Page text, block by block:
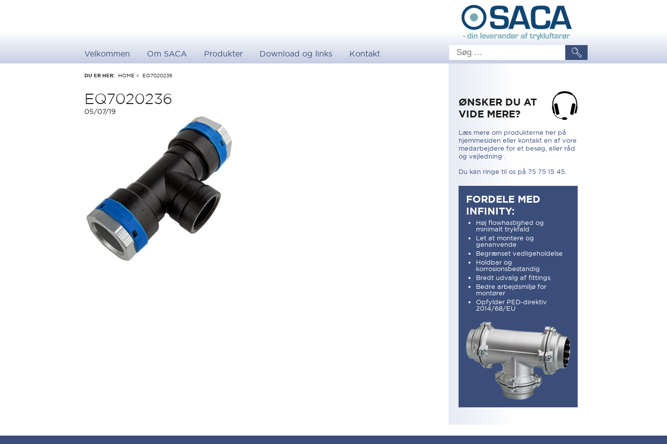
Velkommen Om SACA Produkter Download og links Kontakt
DU ER HER: HOME > EQ7020236
EQ7020236
05/07/19
ØNSKER DU AT
VIDE MERE?
Læs mere om produkterne her på
hjemmesiden eller kontakt en af vore
medarbejdere for et besøg, eller råd
og vejledning .
Du kan ringe til os på 75 75 15 45.
FORDELE MED
INFINITY:
Høj flowhastighed og
minimalt trykfald
Let at montere og
genanvende
Begrænset vedligeholdelse
Holdbar og
korrosionsbestandig
Bredt udvalg af fittings
Bedre arbejdsmiljø for
montører
Opfylder PED-direktiv
2014/68/EU